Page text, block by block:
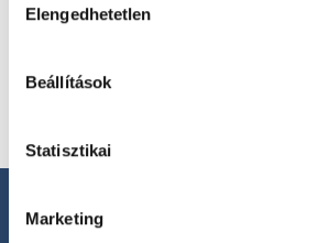
szabályzat:https://foglaljorvost.hu/
kiválasztása
Elengedhetetlen
Beállítások
Statisztikai
Marketing